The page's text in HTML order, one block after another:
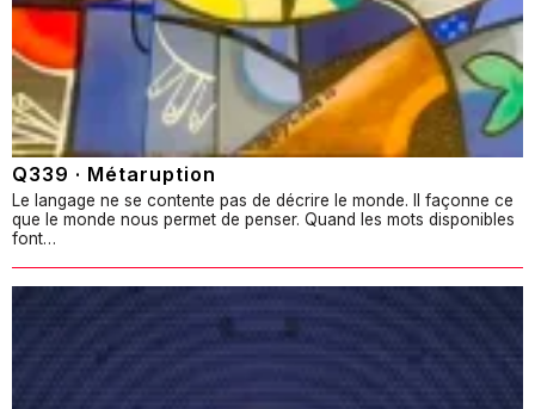
Q339 · Métaruption
Le langage ne se contente pas de décrire le monde. Il façonne ce
que le monde nous permet de penser. Quand les mots disponibles
font…